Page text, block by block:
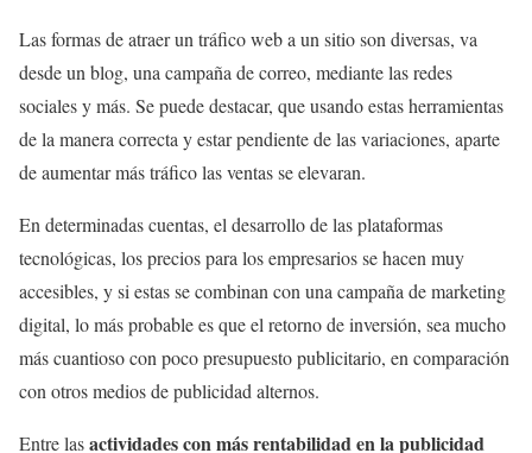
Las formas de atraer un tráfico web a un sitio son diversas, va
desde un blog, una campaña de correo, mediante las redes
sociales y más. Se puede destacar, que usando estas herramientas
de la manera correcta y estar pendiente de las variaciones, aparte
de aumentar más tráfico las ventas se elevaran.
En determinadas cuentas, el desarrollo de las plataformas
tecnológicas, los precios para los empresarios se hacen muy
accesibles, y si estas se combinan con una campaña de marketing
digital, lo más probable es que el retorno de inversión, sea mucho
más cuantioso con poco presupuesto publicitario, en comparación
con otros medios de publicidad alternos.
Entre lasactividades con más rentabilidad en la publicidad